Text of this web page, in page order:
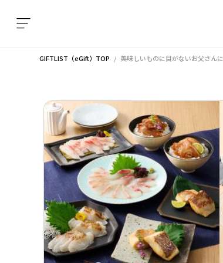
GIFTLIST（eGift）TOP 美味しいものに目がないお父さんに